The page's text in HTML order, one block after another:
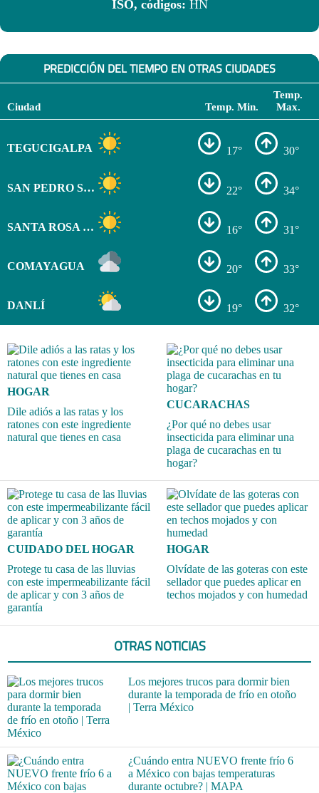
ISO, códigos: HN
PREDICCIÓN DEL TIEMPO EN OTRAS CIUDADES
Ciudad Temp. Min.
Temp.
Max.
TEGUCIGALPA 17° 30°
SAN PEDRO SULA 22° 34°
SANTA ROSA DE COPÁN 16° 31°
COMAYAGUA 20° 33°
DANLÍ 19° 32°
HOGAR
Dile adiós a las ratas y los
ratones con este ingrediente
natural que tienes en casa
CUCARACHAS
¿Por qué no debes usar
insecticida para eliminar una
plaga de cucarachas en tu
hogar?
CUIDADO DEL HOGAR
Protege tu casa de las lluvias
con este impermeabilizante fácil
de aplicar y con 3 años de
garantía
HOGAR
Olvídate de las goteras con este
sellador que puedes aplicar en
techos mojados y con humedad
OTRAS NOTICIAS
Los mejores trucos para dormir bien
durante la temporada de frío en otoño
| Terra México
¿Cuándo entra NUEVO frente frío 6
a México con bajas temperaturas
durante octubre? | MAPA